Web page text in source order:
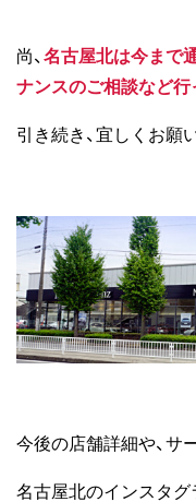
尚、 名古屋北は今まで
ナンスのご相談など行
引き続き、宜しくお願
今後の店舗詳細や、サ
名古屋北のインスタグ